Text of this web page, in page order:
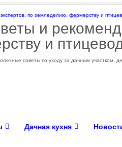
и
и
советы по уходу за дачным участком,
Дачная кухня